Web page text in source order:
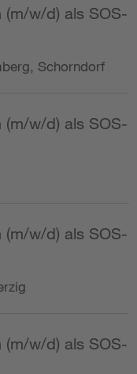
(m/w/d) als SOS-
Schorndorf
(m/w/d) als SOS-
(m/w/d) als SOS-
(m/w/d) als SOS-